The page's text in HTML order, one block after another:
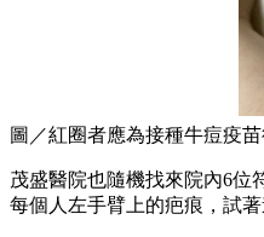
圖／紅圈者應為接種牛痘疫
茂盛醫院也隨機找來院內6位
每個人左手臂上的疤痕，試著